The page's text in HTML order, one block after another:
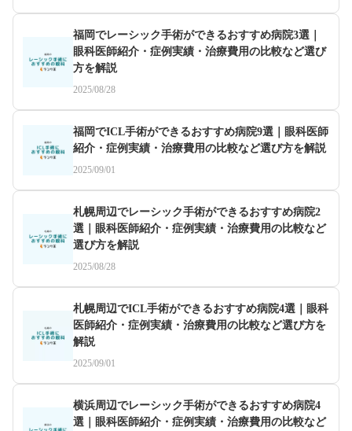
福岡でレーシック手術ができるおすすめ病院3選｜
眼科医師紹介・症例実績・治療費用の比較など選び
方を解説
2025/08/28
福岡でICL手術ができるおすすめ病院9選｜眼科医師
紹介・症例実績・治療費用の比較など選び方を解説
2025/09/01
札幌周辺でレーシック手術ができるおすすめ病院2
選｜眼科医師紹介・症例実績・治療費用の比較など
選び方を解説
2025/08/28
札幌周辺でICL手術ができるおすすめ病院4選｜眼科
医師紹介・症例実績・治療費用の比較など選び方を
解説
2025/09/01
横浜周辺でレーシック手術ができるおすすめ病院4
選｜眼科医師紹介・症例実績・治療費用の比較など